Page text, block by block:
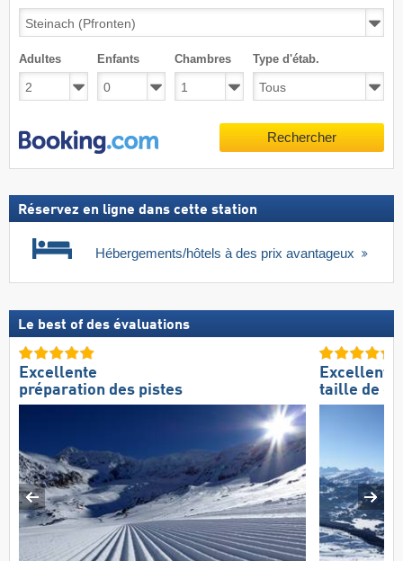
Adultes Enfants Chambres Type d'étab.
Rechercher
Réservez en ligne dans cette station
Hébergements/hôtels à des prix avantageux
Le best of des évaluations
Excellente
préparation des pistes
Excellente
taille de